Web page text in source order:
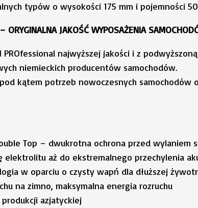
typów o wysokości 175 mm i pojemności 50
ORYGINALNA JAKOŚĆ WYPOSAŻENIA
najwyższej jakości i z
niemieckich producentów samochodów.
kątem potrzeb nowoczesnych
Top – dwukrotna ochrona przed wylaniem
elektrolitu aż do ekstremalnego przechylenia
w oparciu o czysty wapń dla dłuższej
na zimno, maksymalna energia rozruchu
azjatyckiej